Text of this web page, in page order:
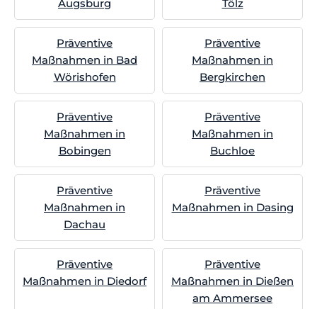
Augsburg
Tölz
Präventive
Maßnahmen in Bad
Wörishofen
Präventive
Maßnahmen in
Bergkirchen
Präventive
Maßnahmen in
Bobingen
Präventive
Maßnahmen in
Buchloe
Präventive
Maßnahmen in
Dachau
Präventive
Maßnahmen in Dasing
Präventive
Maßnahmen in Diedorf
Präventive
Maßnahmen in Dießen
am Ammersee